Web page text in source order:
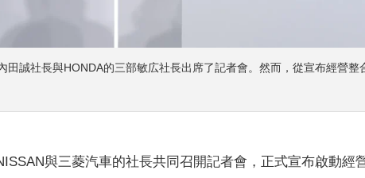
田誠社長與HONDA的三部敏広社長出席了記者會。然而，從宣布經營整
與三菱汽車的社長共同召開記者會，正式宣布啟動經